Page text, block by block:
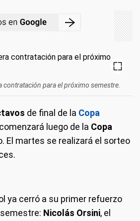
contratación para el próximo semestre.
de final de la Copa
luego de la Copa
El martes se realizará el sorteo
ya cerró a su primer refuerzo
Nicolás Orsini, el